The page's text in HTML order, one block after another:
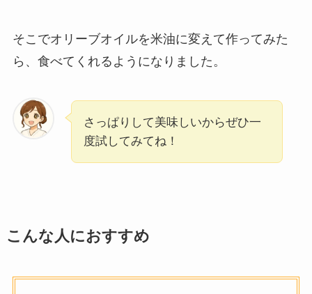
そこでオリーブオイルを米油に変えて作ってみた
ら、食べてくれるようになりました。
さっぱりして美味しいからぜひ一
度試してみてね！
こんな人におすすめ